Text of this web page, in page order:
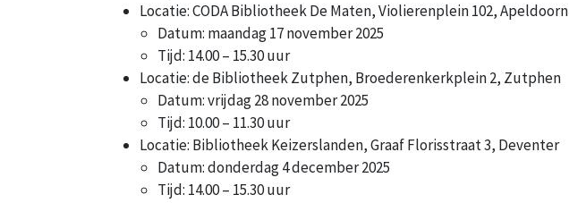
Locatie: CODA Bibliotheek De Maten, Violierenplein 102, Apeldoorn
Datum: maandag 17 november 2025
Tijd: 14.00 – 15.30 uur
Locatie: de Bibliotheek Zutphen, Broederenkerkplein 2, Zutphen
Datum: vrijdag 28 november 2025
Tijd: 10.00 – 11.30 uur
Locatie: Bibliotheek Keizerslanden, Graaf Florisstraat 3, Deventer
Datum: donderdag 4 december 2025
Tijd: 14.00 – 15.30 uur